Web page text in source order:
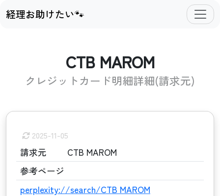
経理お助けたい🐾
CTB MAROM
クレジットカード明細詳細(請求元)
2025-11-05
請求元
CTB MAROM
参考ページ
perplexity://search/CTB MAROM